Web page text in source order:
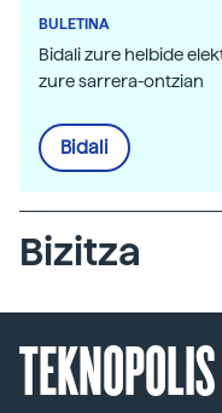
BULETINA
Bidali zure helbide
zure sarrera-ontzian
Bidali
Bizitza
TEKNOPOLIS